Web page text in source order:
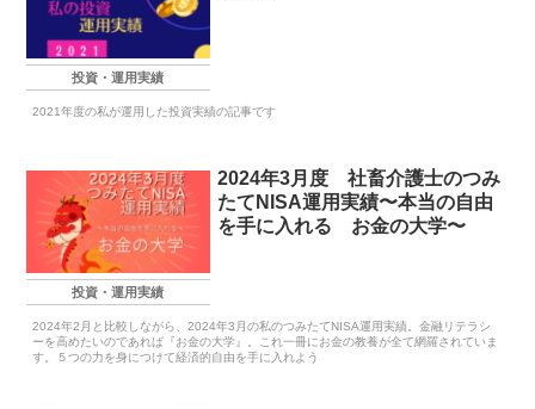
投資・運用実績
2021年度の私が運用した投資実績の記事です
投資・運用実績
2024年3月度 社畜介護士のつみ
たてNISA運用実績〜本当の自由
を手に入れる お金の大学〜
2024年2月と比較しながら、2024年3月の私のつみたてNISA運用実績。金融リテラシ
ーを高めたいのであれば『お金の大学』。これ一冊にお金の教養が全て網羅されていま
す。５つの力を身につけて経済的自由を手に入れよう